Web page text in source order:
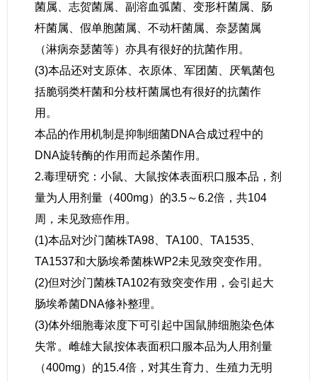
菌属、志贺菌属、副溶血弧菌、变形杆菌属、肠
杆菌属、假单胞菌属、不动杆菌属、奈瑟菌属
（淋病奈瑟菌等）亦具有很好的抗菌作用。
(3)本品还对支原体、衣原体、军团菌、厌氧菌包
括脆弱类杆菌和分枝杆菌属也有很好的抗菌作
用。
本品的作用机制是抑制细菌DNA合成过程中的
DNA旋转酶的作用而起杀菌作用。
2.毒理研究：小鼠、大鼠按体表面积口服本品，剂
量为人用剂量（400mg）的3.5～6.2倍，共104
周，未见致癌作用。
(1)本品对沙门菌株TA98、TA100、TA1535、
TA1537和大肠埃希菌株WP2未见致突变作用。
(2)但对沙门菌株TA102有致突变作用，会引起大
肠埃希菌DNA修补整理。
(3)体外细胞毒浓度下可引起中国鼠肺细胞染色体
失常。雌雄大鼠按体表面积口服本品为人用剂量
（400mg）的15.4倍，对其生育力、生殖力无明